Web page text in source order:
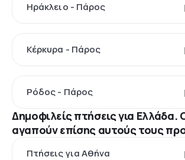
Ηράκλειο - Πάρος
Κέρκυρα - Πάρος
Ρόδος - Πάρος
Δημοφιλείς πτήσεις για Ελλάδα.
αγαπούν επίσης αυτούς τους
Πτήσεις για Αθήνα